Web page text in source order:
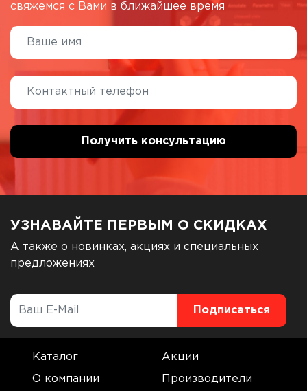
свяжемся с Вами в ближайшее время
УЗНАВАЙТЕ ПЕРВЫМ О СКИДКАХ
А также о новинках, акциях и специальных
предложениях
Каталог Акции
О компании Производители